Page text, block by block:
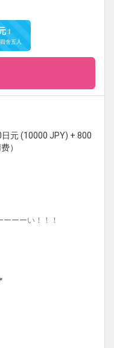
！
舍五入
元 (10000 JPY) + 800
）
ーーい！！！